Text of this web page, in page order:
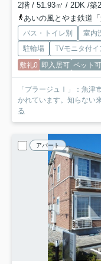
2階 / 51.93㎡ / 2DK /築
あいの風とやま鉄道
バス・トイレ別 室内
駐輪場
TVモニタ付イ
敷礼0 即入居可 ペット可
「プラージュⅠ」：魚津
かれています。知らない
る
アパート